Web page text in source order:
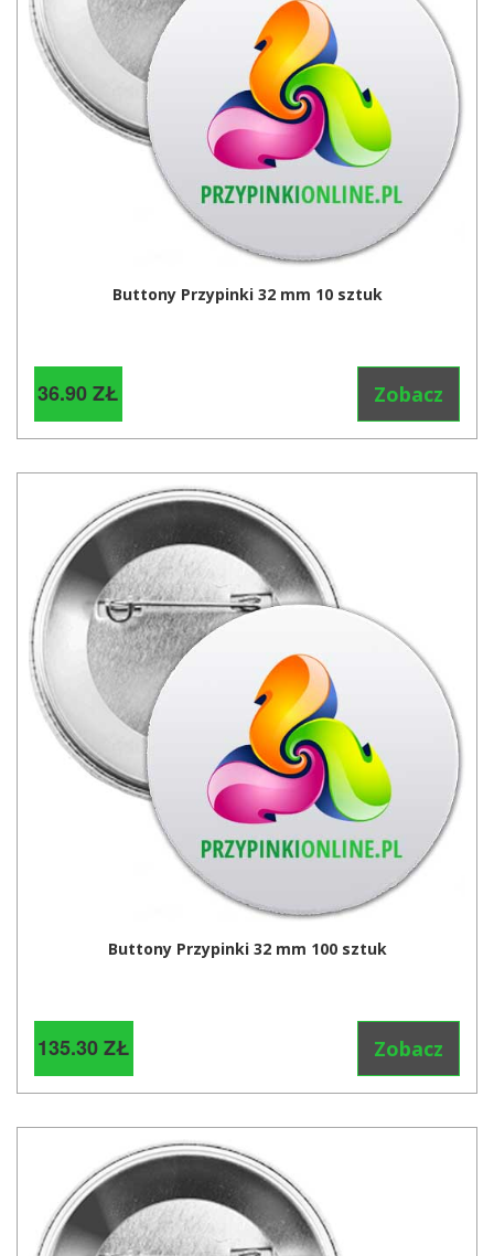
Buttony Przypinki 32 mm 10 sztuk
36.90 ZŁ Zobacz
Buttony Przypinki 32 mm 100 sztuk
135.30 ZŁ Zobacz